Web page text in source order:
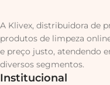
A Klivex, distribuidora de
produtos de limpeza
e preço justo, atendendo
diversos segmentos.
Institucional